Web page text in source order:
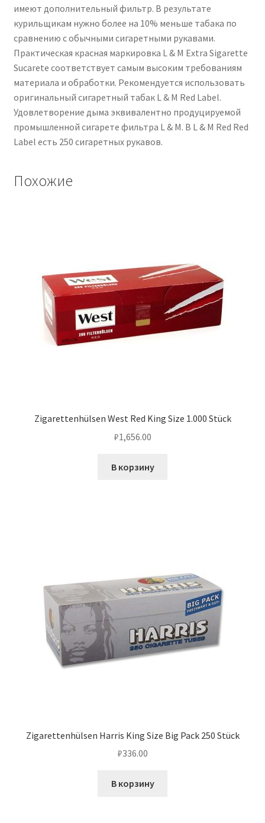
имеют дополнительный фильтр. В результате
курильщикам нужно более на 10% меньше табака по
сравнению с обычными сигаретными рукавами.
Практическая красная маркировка L & M Extra Sigarette
Sucarete соответствует самым высоким требованиям
материала и обработки. Рекомендуется использовать
оригинальный сигаретный табак L & M Red Label.
Удовлетворение дыма эквивалентно продуцируемой
промышленной сигарете фильтра L & M. В L & M Red Red
Label есть 250 сигаретных рукавов.
Похожие
Zigarettenhülsen West Red King Size 1.000 Stück
₽1,656.00
В корзину
Zigarettenhülsen Harris King Size Big Pack 250 Stück
₽336.00
В корзину